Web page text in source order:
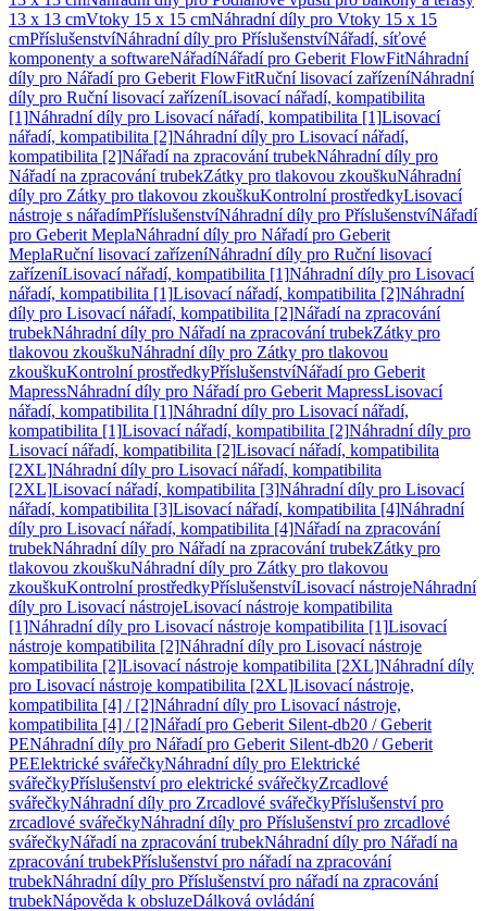
13 x 13 cmVtoky 15 x 15 cmNáhradní díly pro Vtoky 15 x 15
cmPříslušenstvíNáhradní díly pro PříslušenstvíNářadí, síťové
komponenty a softwareNářadíNářadí pro Geberit FlowFitNáhradní
díly pro Nářadí pro Geberit FlowFitRuční lisovací zařízeníNáhradní
díly pro Ruční lisovací zařízeníLisovací nářadí, kompatibilita
[1]Náhradní díly pro Lisovací nářadí, kompatibilita [1]Lisovací
nářadí, kompatibilita [2]Náhradní díly pro Lisovací nářadí,
kompatibilita [2]Nářadí na zpracování trubekNáhradní díly pro
Nářadí na zpracování trubekZátky pro tlakovou zkouškuNáhradní
díly pro Zátky pro tlakovou zkouškuKontrolní prostředkyLisovací
nástroje s nářadímPříslušenstvíNáhradní díly pro PříslušenstvíNářadí
pro Geberit MeplaNáhradní díly pro Nářadí pro Geberit
MeplaRuční lisovací zařízeníNáhradní díly pro Ruční lisovací
zařízeníLisovací nářadí, kompatibilita [1]Náhradní díly pro Lisovací
nářadí, kompatibilita [1]Lisovací nářadí, kompatibilita [2]Náhradní
díly pro Lisovací nářadí, kompatibilita [2]Nářadí na zpracování
trubekNáhradní díly pro Nářadí na zpracování trubekZátky pro
tlakovou zkouškuNáhradní díly pro Zátky pro tlakovou
zkouškuKontrolní prostředkyPříslušenstvíNářadí pro Geberit
MapressNáhradní díly pro Nářadí pro Geberit MapressLisovací
nářadí, kompatibilita [1]Náhradní díly pro Lisovací nářadí,
kompatibilita [1]Lisovací nářadí, kompatibilita [2]Náhradní díly pro
Lisovací nářadí, kompatibilita [2]Lisovací nářadí, kompatibilita
[2XL]Náhradní díly pro Lisovací nářadí, kompatibilita
[2XL]Lisovací nářadí, kompatibilita [3]Náhradní díly pro Lisovací
nářadí, kompatibilita [3]Lisovací nářadí, kompatibilita [4]Náhradní
díly pro Lisovací nářadí, kompatibilita [4]Nářadí na zpracování
trubekNáhradní díly pro Nářadí na zpracování trubekZátky pro
tlakovou zkouškuNáhradní díly pro Zátky pro tlakovou
zkouškuKontrolní prostředkyPříslušenstvíLisovací nástrojeNáhradní
díly pro Lisovací nástrojeLisovací nástroje kompatibilita
[1]Náhradní díly pro Lisovací nástroje kompatibilita [1]Lisovací
nástroje kompatibilita [2]Náhradní díly pro Lisovací nástroje
kompatibilita [2]Lisovací nástroje kompatibilita [2XL]Náhradní díly
pro Lisovací nástroje kompatibilita [2XL]Lisovací nástroje,
kompatibilita [4] / [2]Náhradní díly pro Lisovací nástroje,
kompatibilita [4] / [2]Nářadí pro Geberit Silent-db20 / Geberit
PENáhradní díly pro Nářadí pro Geberit Silent-db20 / Geberit
PEElektrické svářečkyNáhradní díly pro Elektrické
svářečkyPříslušenství pro elektrické svářečkyZrcadlové
svářečkyNáhradní díly pro Zrcadlové svářečkyPříslušenství pro
zrcadlové svářečkyNáhradní díly pro Příslušenství pro zrcadlové
svářečkyNářadí na zpracování trubekNáhradní díly pro Nářadí na
zpracování trubekPříslušenství pro nářadí na zpracování
trubekNáhradní díly pro Příslušenství pro nářadí na zpracování
trubekNápověda k obsluzeDálková ovládání